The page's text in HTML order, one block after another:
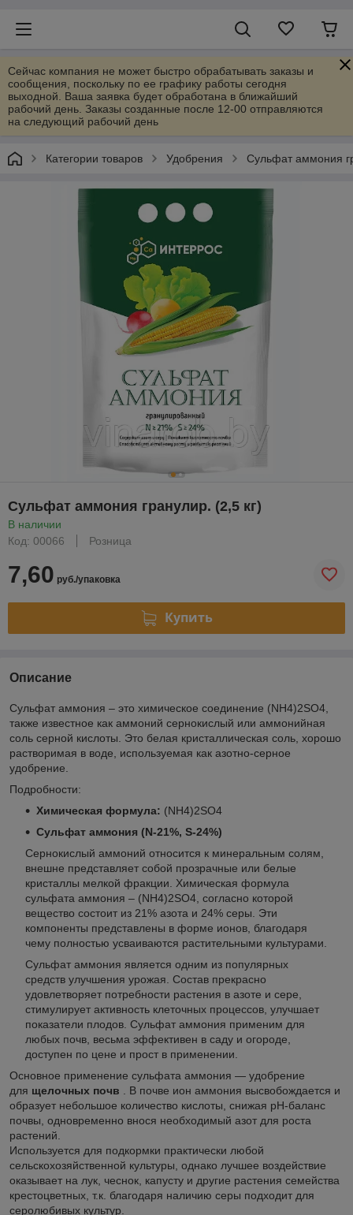
Сейчас компания не может быстро обрабатывать заказы и
сообщения, поскольку по ее графику работы сегодня
выходной. Ваша заявка будет обработана в ближайший
рабочий день. Заказы созданные после 12-00 отправляются
на следующий рабочий день
Категории товаров Удобрения Сульфат аммония
Сульфат аммония гранулир. (2,5 кг)
В наличии
Код: 00066
Розница
7,60 руб./упаковка
Купить
Описание
Сульфат аммония – это химическое соединение (NH4)2SO4,
также известное как аммоний сернокислый или аммонийная
соль серной кислоты. Это белая кристаллическая соль, хорошо
растворимая в воде, используемая как азотно-серное
удобрение.
Подробности:
Химическая формула: (NH4)2SO4
Сульфат аммония (N-21%, S-24%)
Сернокислый аммоний относится к минеральным солям,
внешне представляет собой прозрачные или белые
кристаллы мелкой фракции. Химическая формула
сульфата аммония – (NH4)2SO4, согласно которой
вещество состоит из 21% азота и 24% серы. Эти
компоненты представлены в форме ионов, благодаря
чему полностью усваиваются растительными культурами.
Сульфат аммония является одним из популярных
средств улучшения урожая. Состав прекрасно
удовлетворяет потребности растения в азоте и сере,
стимулирует активность клеточных процессов, улучшает
показатели плодов. Сульфат аммония применим для
любых почв, весьма эффективен в саду и огороде,
доступен по цене и прост в применении.
Основное применение сульфата аммония — удобрение
для щелочных почв . В почве ион аммония высвобождается и
образует небольшое количество кислоты, снижая pH-баланс
почвы, одновременно внося необходимый азот для роста
растений.
Используется для подкормки практически любой
сельскохозяйственной культуры, однако лучшее воздействие
оказывает на лук, чеснок, капусту и другие растения семейства
крестоцветных, т.к. благодаря наличию серы подходит для
серолюбивых культур.